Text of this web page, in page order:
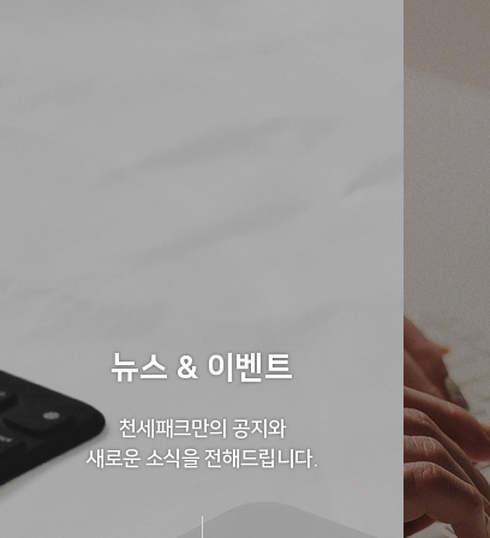
뉴스 & 이벤트
천세패크만의 공지와
새로운 소식을 전해드립니다.